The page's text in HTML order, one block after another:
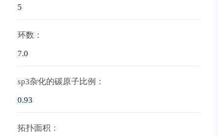
5
环数：
7.0
sp3杂化的碳原子比例：
0.93
拓扑面积：